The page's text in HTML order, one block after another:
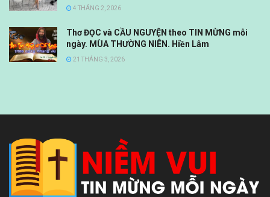
4 THÁNG 2, 2026
Thơ ĐỌC và CẦU NGUYỆN theo TIN MỪNG mỗi
ngày. MÙA THƯỜNG NIÊN. Hiền Lâm
21 THÁNG 3, 2026